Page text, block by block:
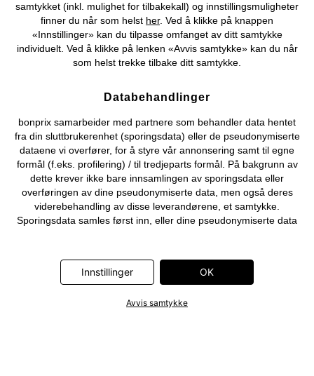
© 2026 bonprix.
samtykket (inkl. mulighet for tilbakekall) og innstillingsmuligheter
finner du når som helst her. Ved å klikke på knappen
«Innstillinger» kan du tilpasse omfanget av ditt samtykke
individuelt. Ved å klikke på lenken «Avvis samtykke» kan du når
som helst trekke tilbake ditt samtykke.
Databehandlinger
bonprix samarbeider med partnere som behandler data hentet
fra din sluttbrukerenhet (sporingsdata) eller de pseudonymiserte
dataene vi overfører, for å styre vår annonsering samt til egne
formål (f.eks. profilering) / til tredjeparts formål. På bakgrunn av
dette krever ikke bare innsamlingen av sporingsdata eller
overføringen av dine pseudonymiserte data, men også deres
viderebehandling av disse leverandørene, et samtykke.
Sporingsdata samles først inn, eller dine pseudonymiserte data
Adjust GmbH, Criteo SA, Flowbox AB, Google Ireland Ltd, Hurra
Communications GmbH, ID5 Technology Ltd, Meta Platforms
Ltd, RTB-House GmbH, Snap Group Ltd, TikTok Information
Innstillinger OK
Avvis samtykke